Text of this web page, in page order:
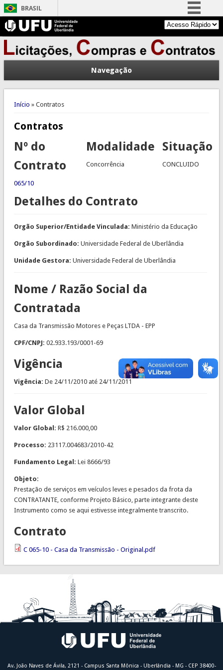
BRASIL
Simplifique!
Comunica BR
Participe
Acesso à informação
Legislação
Navegação
Você está aqui
Início » Contratos
Contratos
Nº do
Contrato
065/10
Modalidade
Concorrência
Situação
CONCLUIDO
Detalhes do Contrato
Orgão Superior/Entidade Vinculada: Ministério da Educação
Orgão Subordinado: Universidade Federal de Uberlândia
Unidade Gestora: Universidade Federal de Uberlândia
Nome / Razão Social da
Contratada
Casa da Transmissão Motores e Peças LTDA - EPP
CPF/CNPJ: 02.933.193/0001-69
Vigência
Vigência: De 24/11/2010até 24/11/2011
Valor Global
Valor Global: R$ 216.000,00
Processo: 23117.004683/2010-42
Fundamento Legal: Lei 8666/93
Objeto:
Prestação de serviços em veículos leves e pesados da frota da
CONTRATANTE, conforme Projeto Básico, parte integrante deste
Instrumento como se aqui estivesse integralmente transcrito.
Contrato
C 065-10 - Casa da Transmissão - Original.pdf
Av. João Naves de Ávila, 2121 - Campus Santa Mônica - Uberlândia - MG - CEP 38400-